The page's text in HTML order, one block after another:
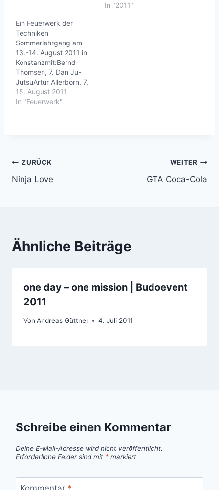
In "2011"
Ein Feuerwerk der
Techniken
Sommerlehrgang am
13.-14. August 2011 in
Konstanzmit:Bernd
Thomsen, 7. Dan Ju-
JutsuArtur Allerborn, 7.
Dan KickboxenHarald
Born, 6. Dan Ju-
Life is good. andy-
15. August 2011
In "Feuerwerk"
Beitragsnavigation
ZURÜCK
Ninja Love
WEITER
GTA Coca-Cola
Ähnliche Beiträge
one day – one mission | Budoevent
2011
Von Andreas Güttner 4. Juli 2011
Schreibe einen Kommentar
Deine E-Mail-Adresse wird nicht veröffentlicht.
Erforderliche Felder sind mit * markiert
Kommentar *